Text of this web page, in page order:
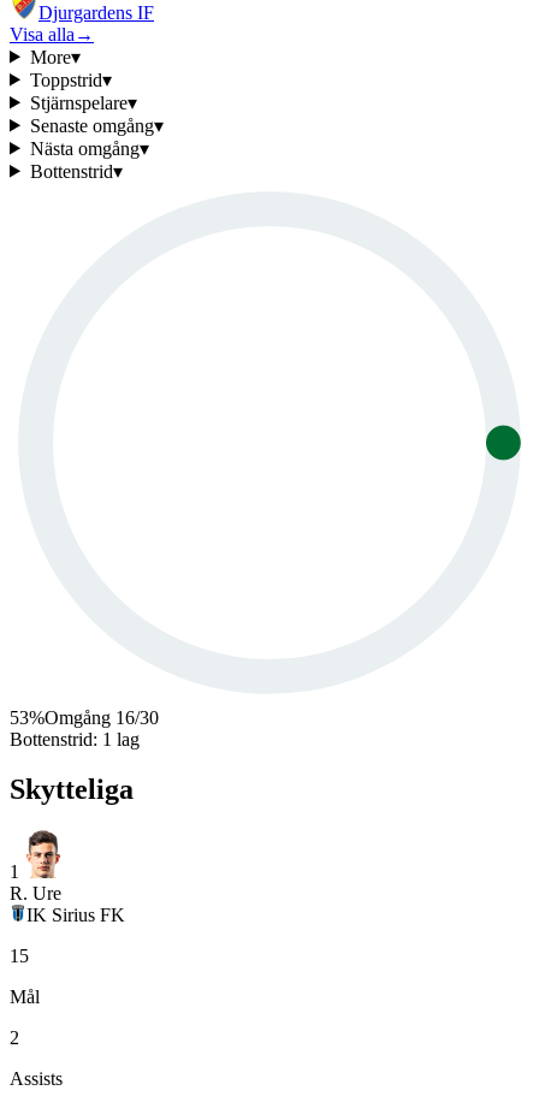
Djurgardens IF
Visa alla →
More▾
Toppstrid▾
Stjärnspelare▾
Senaste omgång▾
Nästa omgång▾
Bottenstrid▾
53%Omgång 16/30
Bottenstrid: 1 lag
Skytteliga
1
R. Ure
IK Sirius FK
15
Mål
2
Assists